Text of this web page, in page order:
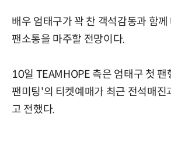
배우 엄태구가 꽉 찬 객석감동과 함
팬소통을 마주할 전망이다.
10일 TEAMHOPE 측은 엄태구 첫
팬미팅'의 티켓예매가 최근 전석매진
고 전했다.